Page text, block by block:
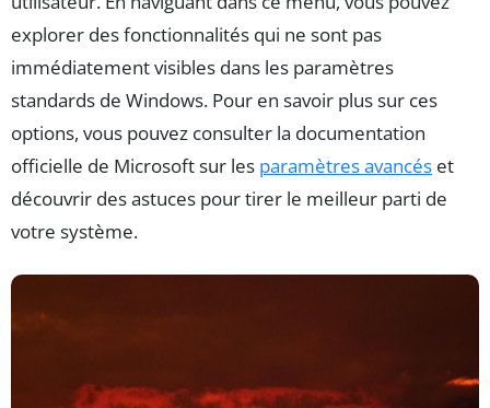
explorer des fonctionnalités qui ne sont pas
immédiatement visibles dans les paramètres
standards de Windows. Pour en savoir plus sur ces
options, vous pouvez consulter la documentation
officielle de Microsoft sur les paramètres avancés et
découvrir des astuces pour tirer le meilleur parti de
votre système.